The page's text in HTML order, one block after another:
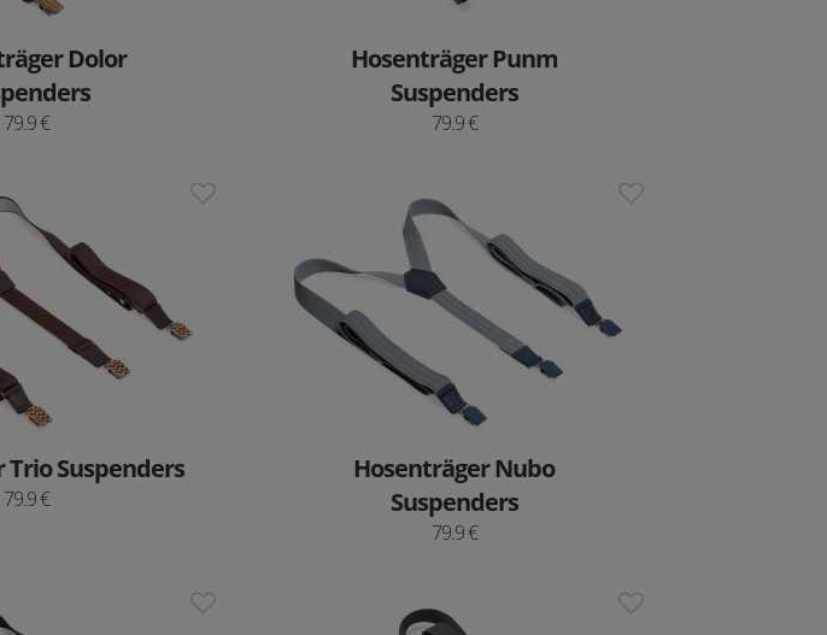
Dolor
79.9 €
Hosenträger Punm
Suspenders
79.9 €
Trio Suspenders
79.9 €
Hosenträger Nubo
Suspenders
79.9 €